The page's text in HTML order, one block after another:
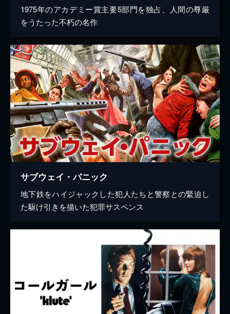
1975年のアカデミー賞主要5部門を独占、人間の尊厳
をうたった不朽の名作
サブウェイ・パニック
地下鉄をハイジャックした犯人たちと警察との緊迫し
た駆け引きを描いた犯罪サスペンス